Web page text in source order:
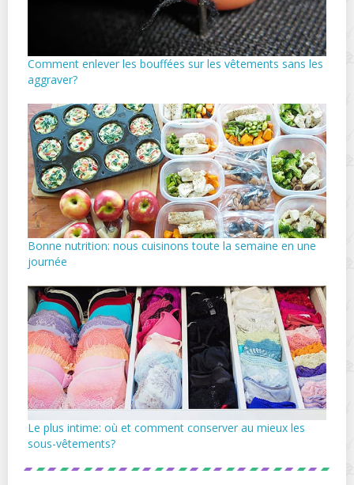
Comment enlever les bouffées sur les vêtements sans les
aggraver?
Bonne nutrition: nous cuisinons toute la semaine en une
journée
Le plus intime: où et comment conserver au mieux les
sous-vêtements?